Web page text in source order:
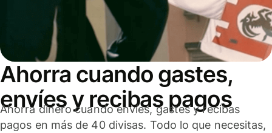
Ahorra cuando gastes,
envíes y recibas pagos
Ahorra dinero cuando envíes, gastes y recibas
pagos en más de 40 divisas. Todo lo que necesitas,